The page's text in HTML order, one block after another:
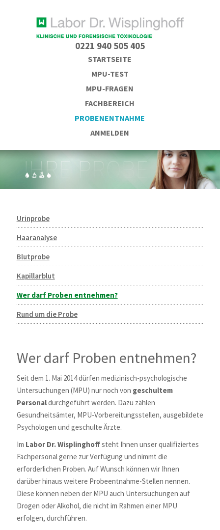
0221 940 505 405
STARTSEITE
MPU-TEST
MPU-FRAGEN
FACHBEREICH
PROBENENTNAHME
ANMELDEN
Urinprobe
Haaranalyse
Blutprobe
Kapillarblut
Wer darf Proben entnehmen?
Rund um die Probe
Wer darf Proben entnehmen?
Seit dem 1. Mai 2014 dürfen medizinisch-psychologische
Untersuchungen (MPU) nur noch von geschultem
Personaldurchgeführt werden. Dazu zählen
Gesundheitsämter, MPU-Vorbereitungsstellen, ausgebildete
Psychologen und geschulte Ärzte.
Im Labor Dr. Wisplinghoffsteht Ihnen unser qualifiziertes
Fachpersonal gerne zur Verfügung und nimmt die
erforderlichen Proben. Auf Wunsch können wir Ihnen
darüber hinaus weitere Probeentnahme-Stellen nennen.
Diese können neben der MPU auch Untersuchungen auf
Drogen oder Alkohol, die nicht im Rahmen einer MPU
erfolgen, durchführen.